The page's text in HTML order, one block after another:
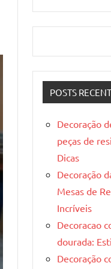
POSTS
Decoração
peças de
Dicas
Decoração
Mesas de
Incríveis
Decoracao
dourada:
Decoração